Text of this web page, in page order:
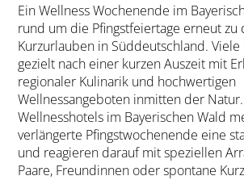
Ein Wellness Wochenende im
rund um die Pfingstfeiertage erneut
Kurzurlauben in Süddeutschland.
gezielt nach einer kurzen Auszeit mit
regionaler Kulinarik und hochwertigen
Wellnessangeboten inmitten der
Wellnesshotels im Bayerischen Wald
verlängerte Pfingstwochenende eine
und reagieren darauf mit speziellen
Paare, Freundinnen oder spontane